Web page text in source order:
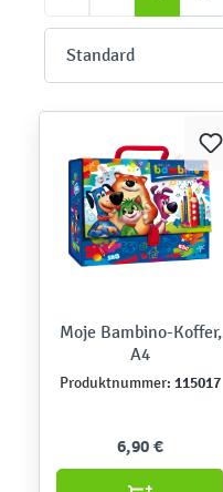
Moje Bambino-Koffer,
A4
Produktnummer: 115017
6,90 €